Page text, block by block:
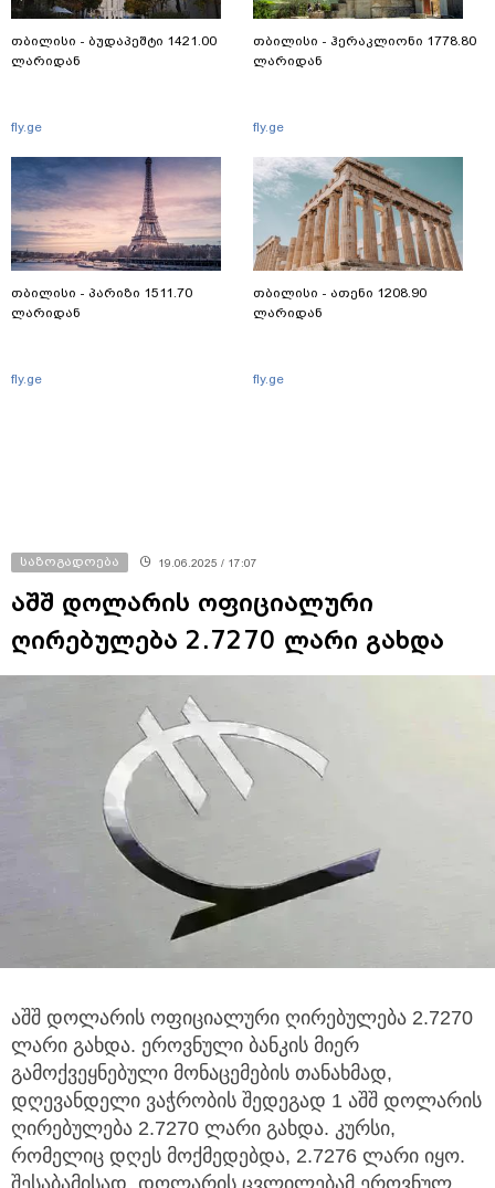
თბილისი - ბუდაპეშტი 1421.00
ლარიდან
fly.ge
თბილისი - პარიზი 1511.70
ლარიდან
fly.ge
თბილისი - ჰერაკლიონი 1778.80
ლარიდან
fly.ge
თბილისი - ათენი 1208.90
ლარიდან
fly.ge
საზოგადოება 19.06.2025 / 17:07
აშშ დოლარის ოფიციალური
ღირებულება 2.7270 ლარი გახდა
აშშ დოლარის ოფიციალური ღირებულება 2.7270
ლარი გახდა. ეროვნული ბანკის მიერ
გამოქვეყნებული მონაცემების თანახმად,
დღევანდელი ვაჭრობის შედეგად 1 აშშ დოლარის
ღირებულება 2.7270 ლარი გახდა. კურსი,
რომელიც დღეს მოქმედებდა, 2.7276 ლარი იყო.